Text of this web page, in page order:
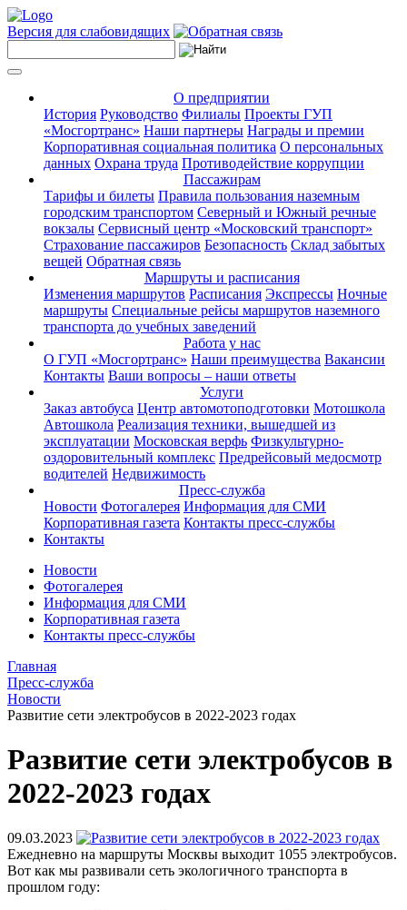
Версия для слабовидящих
О предприятии
История Руководство Филиалы Проекты ГУП
«Мосгортранс» Наши партнеры Награды и премии
Корпоративная социальная политика О персональных
данных Охрана труда Противодействие коррупции
Пассажирам
Тарифы и билеты Правила пользования наземным
городским транспортом Северный и Южный речные
вокзалы Сервисный центр «Московский транспорт»
Страхование пассажиров Безопасность Склад забытых
вещей Обратная связь
Маршруты и расписания
Изменения маршрутов Расписания Экспрессы Ночные
маршруты Специальные рейсы маршрутов наземного
транспорта до учебных заведений
Работа у нас
О ГУП «Мосгортранс» Наши преимущества Вакансии
Контакты Ваши вопросы – наши ответы
Услуги
Заказ автобуса Центр автомотоподготовки Мотошкола
Автошкола Реализация техники, вышедшей из
эксплуатации Московская верфь Физкультурно-
оздоровительный комплекс Предрейсовый медосмотр
водителей Недвижимость
Пресс-служба
Новости Фотогалерея Информация для СМИ
Корпоративная газета Контакты пресс-службы
Контакты
Новости
Фотогалерея
Информация для СМИ
Корпоративная газета
Контакты пресс-службы
Главная
Пресс-служба
Новости
Развитие сети электробусов в 2022-2023 годах
Развитие сети электробусов в
2022-2023 годах
09.03.2023
Ежедневно на маршруты Москвы выходит 1055 электробусов.
Вот как мы развивали сеть экологичного транспорта в
прошлом году: